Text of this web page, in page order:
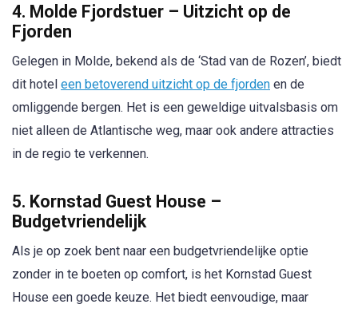
4. Molde Fjordstuer – Uitzicht op de
Fjorden
Gelegen in Molde, bekend als de ‘Stad van de Rozen’, biedt
dit hotel een betoverend uitzicht op de fjorden en de
omliggende bergen. Het is een geweldige uitvalsbasis om
niet alleen de Atlantische weg, maar ook andere attracties
in de regio te verkennen.
5. Kornstad Guest House –
Budgetvriendelijk
Als je op zoek bent naar een budgetvriendelijke optie
zonder in te boeten op comfort, is het Kornstad Guest
House een goede keuze. Het biedt eenvoudige, maar